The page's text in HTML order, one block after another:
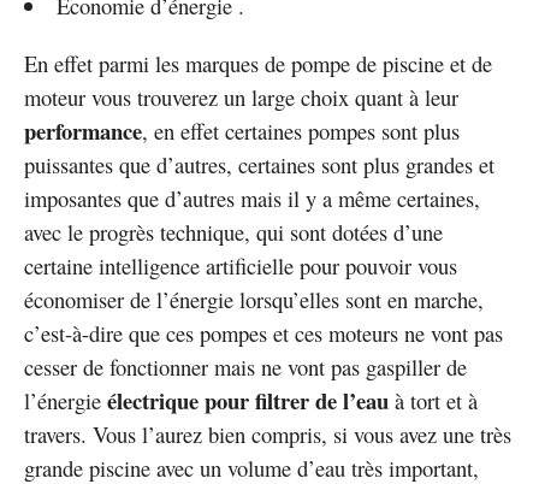
En effet parmi les marques de pompe de piscine et de
moteur vous trouverez un large choix quant à leur
performance, en effet certaines pompes sont plus
puissantes que d’autres, certaines sont plus grandes et
imposantes que d’autres mais il y a même certaines,
avec le progrès technique, qui sont dotées d’une
certaine intelligence artificielle pour pouvoir vous
économiser de l’énergie lorsqu’elles sont en marche,
c’est-à-dire que ces pompes et ces moteurs ne vont pas
cesser de fonctionner mais ne vont pas gaspiller de
l’énergie électriquepour filtrer de l’eau à tort et à
travers. Vous l’aurez bien compris, si vous avez une très
grande piscine avec un volume d’eau très important,